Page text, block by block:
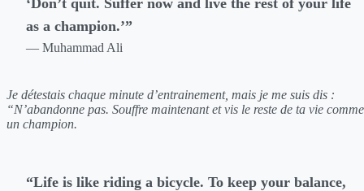
as a champion.’”
— Muhammad Ali
Je détestais chaque minute d’entrainement, mais je me suis dis :
“N’abandonne pas. Souffre maintenant et vis le reste de ta vie comme
un champion.
“Life is like riding a bicycle. To keep your balance,